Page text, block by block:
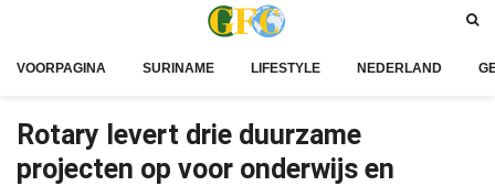
VOORPAGINA SURINAME LIFESTYLE NEDERLAND
Rotary levert drie duurzame
projecten op voor onderwijs en